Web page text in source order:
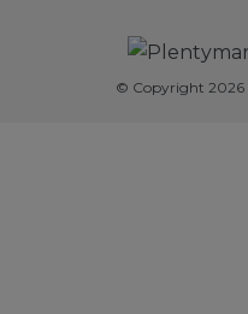
© Copyright 2026